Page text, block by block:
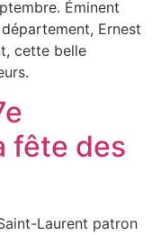
Éminent
Ernest
cette belle
fête des
Laurent patron